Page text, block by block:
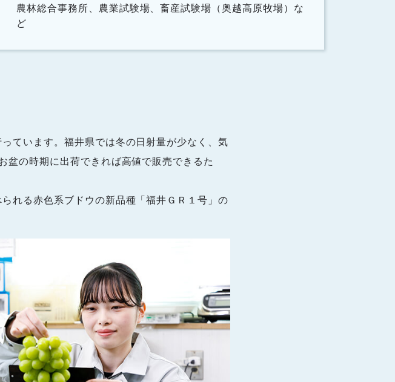
農林総合事務所、農業試験場、畜産試験場（奥越高原牧場）な
ど
ています。福井県では冬の日射量が少なく、気
の時期に出荷できれば高値で販売できるた
れる赤色系ブドウの新品種「福井ＧＲ１号」の